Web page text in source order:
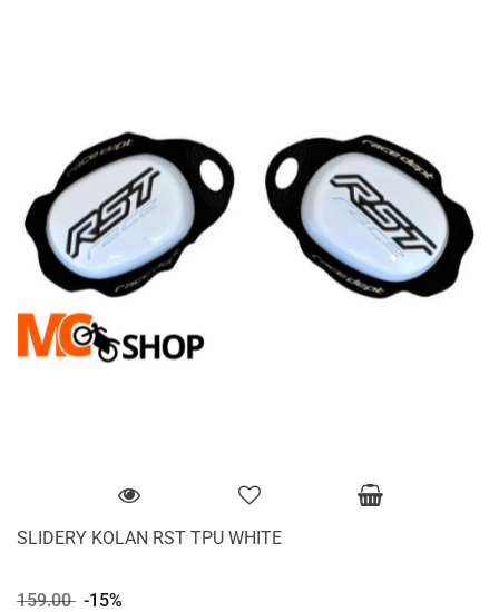
SLIDERY KOLAN RST TPU WHITE
159.00 -15%